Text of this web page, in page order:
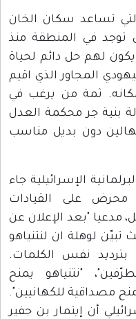
تساعد سكان الخان
توجد في المنطقة منذ
لهم حل دائم لحياة
المجاور الذي اقيم
ثمة من يرغب في
بنية جر محكمة العدل
دون بديل مناسب
الإسرائيلية جاء
على القيادات
مدعيا "بعد الإعلان عن
تبيّن لوهلة ان لنتنياهو
بترديد نفس الكلمات.
"نتنياهو يمنح
مصداقية للكهانيين".
أن إيتمار بن جفير